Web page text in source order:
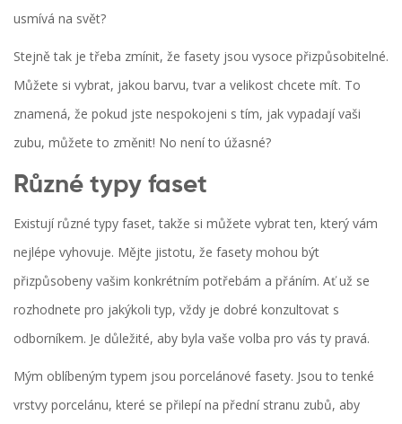
usmívá na svět?
Stejně tak je třeba zmínit, že fasety jsou vysoce přizpůsobitelné.
Můžete si vybrat, jakou barvu, tvar a velikost chcete mít. To
znamená, že pokud jste nespokojeni s tím, jak vypadají vaši
zubu, můžete to změnit! No není to úžasné?
Různé typy faset
Existují různé typy faset, takže si můžete vybrat ten, který vám
nejlépe vyhovuje. Mějte jistotu, že fasety mohou být
přizpůsobeny vašim konkrétním potřebám a přáním. Ať už se
rozhodnete pro jakýkoli typ, vždy je dobré konzultovat s
odborníkem. Je důležité, aby byla vaše volba pro vás ty pravá.
Mým oblíbeným typem jsou porcelánové fasety. Jsou to tenké
vrstvy porcelánu, které se přilepí na přední stranu zubů, aby